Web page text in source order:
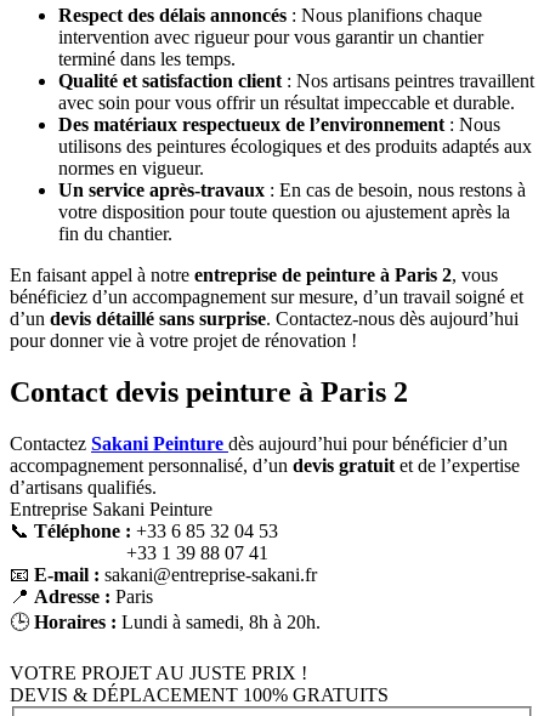
Respect des délais annoncés : Nous planifions chaque
intervention avec rigueur pour vous garantir un chantier
terminé dans les temps.
Qualité et satisfaction client : Nos artisans peintres travaillent
avec soin pour vous offrir un résultat impeccable et durable.
Des matériaux respectueux de l’environnement : Nous
utilisons des peintures écologiques et des produits adaptés aux
normes en vigueur.
Un service après-travaux : En cas de besoin, nous restons à
votre disposition pour toute question ou ajustement après la
fin du chantier.
En faisant appel à notre entreprise de peinture à Paris 2, vous
bénéficiez d’un accompagnement sur mesure, d’un travail soigné et
d’un devis détaillé sans surprise. Contactez-nous dès aujourd’hui
pour donner vie à votre projet de rénovation !
Contact devis peinture à Paris 2
Contactez Sakani Peinture dès aujourd’hui pour bénéficier d’un
accompagnement personnalisé, d’un devis gratuit et de l’expertise
d’artisans qualifiés.
Entreprise Sakani Peinture
📞 Téléphone : +33 6 85 32 04 53
+33 1 39 88 07 41
📧 E-mail : sakani@entreprise-sakani.fr
📍 Adresse : Paris
🕒 Horaires : Lundi à samedi, 8h à 20h.
VOTRE PROJET AU JUSTE PRIX !
DEVIS & DÉPLACEMENT 100% GRATUITS